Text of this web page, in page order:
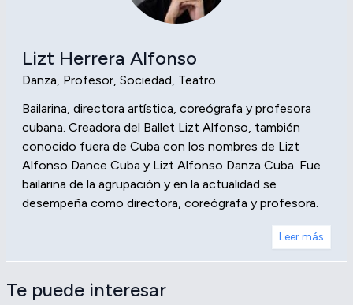
Lizt Herrera Alfonso
Danza, Profesor, Sociedad, Teatro
Bailarina, directora artística, coreógrafa y profesora
cubana. Creadora del Ballet Lizt Alfonso, también
conocido fuera de Cuba con los nombres de Lizt
Alfonso Dance Cuba y Lizt Alfonso Danza Cuba. Fue
bailarina de la agrupación y en la actualidad se
desempeña como directora, coreógrafa y profesora.
Leer más
Te puede interesar